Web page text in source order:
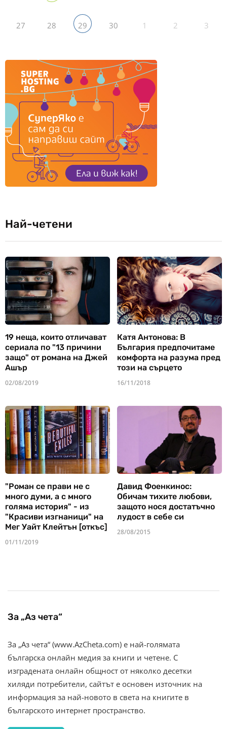
27 28 29 30 1 2 3
Най-четени
19 неща, които отличават
сериала по "13 причини
защо" от романа на Джей
Ашър
02/08/2019
Катя Антонова: В
България предпочитаме
комфорта на разума пред
този на сърцето
16/11/2018
"Роман се прави не с
много думи, а с много
голяма история" - из
"Красиви изгнаници" на
Мег Уайт Клейтън [откъс]
01/11/2019
Давид Фоенкинос:
Обичам тихите любови,
защото нося достатъчно
лудост в себе си
28/08/2015
За „Аз чета“
За „Аз чета“ (www.AzCheta.com) е най-голямата
българска онлайн медия за книги и четене. С
изградената онлайн общност от няколко десетки
хиляди потребители, сайтът е основен източник на
информация за най-новото в света на книгите в
българското интернет пространство.